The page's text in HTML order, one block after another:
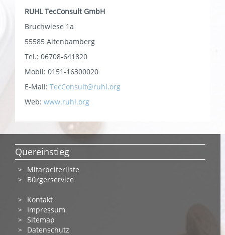
RUHL TecConsult GmbH
Bruchwiese 1a
55585 Altenbamberg
Tel.: 06708-641820
Mobil: 0151-16300020
E-Mail: TecConsult@ruhl.org
Web: www.ruhl.org
Quereinstieg
Mitarbeiterliste
Bürgerservice
Kontakt
Impressum
Sitemap
Datenschutz